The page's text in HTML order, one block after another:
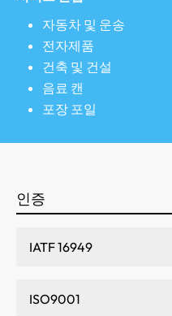
자동차 및 운송
전자제품
건축 및 건설
음료 캔
포장 포일
인증
IATF 16949
ISO9001